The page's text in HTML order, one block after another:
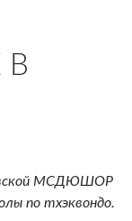
В
МСДЮШОР
по тхэквондо.